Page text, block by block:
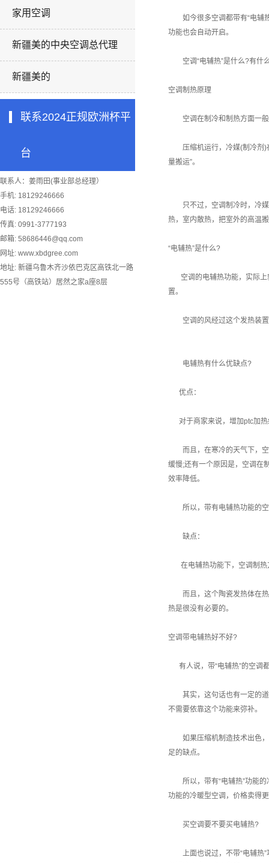
家用空调
新疆美的中央空调总代理
新疆美的
联系2024正规欧洲杯平
台
联系人：姜雨田(事业部总经理）
手机: 18129246666
电话: 18129246666
传真: 0991-3777193
邮箱: 58686446@qq.com
网址: www.xbdgree.com
地址: 新疆乌鲁木齐沙依巴克区高铁北一路
555号（高铁站）居然之家a座8层
如今很多空调都带有“电辅热
功能也会自动开启。
空调“电辅热”是什么?有什么
空调制热原理
空调在制冷和制热方面一般
压缩机运行，冷媒(制冷剂)在
量搬运”。
只不过，空调制冷时，冷媒(
热，室内散热，把室外的高温
“电辅热”是什么?
空调的电辅热功能，实际上
置。
空调的风经过这个发热装置
电辅热有什么优缺点?
优点：
对于商家来说，增加ptc加热
而且，在寒冷的天气下，空
缓慢;还有一个原因是，空调在
效率降低。
所以，带有电辅热功能的空
缺点：
在电辅热功能下，空调制热
而且，这个陶瓷发热体在热
热是很没有必要的。
空调带电辅热好不好?
有人说，带“电辅热”的空调
其实，这句话也有一定的道
不需要依靠这个功能来弥补。
如果压缩机制造技术出色，
足的缺点。
所以，带有“电辅热”功能的
功能的冷暖型空调，价格卖得
买空调要不要买电辅热?
上面也说过，不带“电辅热”